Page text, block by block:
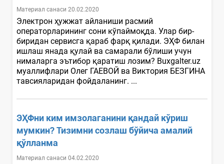
Материал санаси 20.02.2020
Электрон ҳужжат айланиши расмий
операторларининг сони кўпаймоқда. Улар бир-
биридан сервисга қараб фарқ қилади. ЭҲФ билан
ишлаш янада қулай ва самарали бўлиши учун
нималарга эътибор қаратиш лозим? Buxgalter.uz
муаллифлари Олег ГАЕВОЙ ва Виктория БЕЗГИНА
тавсияларидан фойдаланинг. ...
ЭҲФни ким имзолаганини қандай кўриш
мумкин? Тизимни созлаш бўйича амалий
қўлланма
Материал санаси 04.02.2020